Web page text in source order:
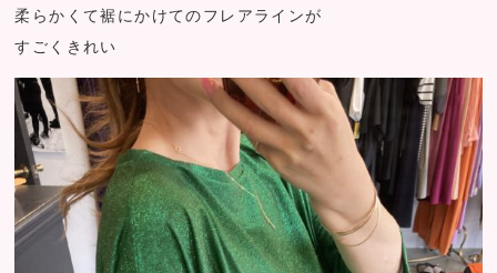
柔らかくて裾にかけてのフレアラインが
すごくきれい